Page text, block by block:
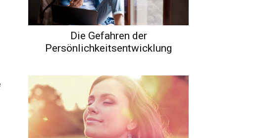
Die Gefahren der
Persönlichkeitsentwicklung